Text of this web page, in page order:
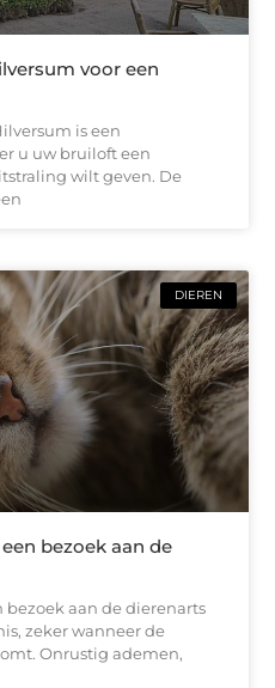
voor een
is een
u uw bruiloft een
wilt geven. De
DIEREN
bezoek aan de
bezoek aan de dierenarts
zeker wanneer de
Onrustig ademen,